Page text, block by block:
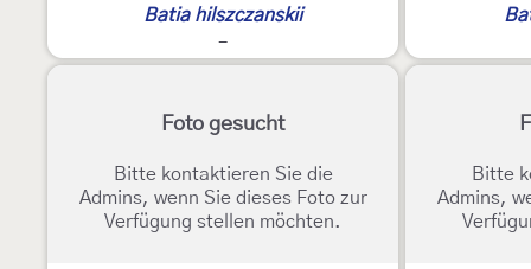
Batia hilszczanskii
-
Foto gesucht
Bitte kontaktieren Sie die
Admins, wenn Sie dieses Foto zur
Verfügung stellen möchten.
Bitte
Admins,